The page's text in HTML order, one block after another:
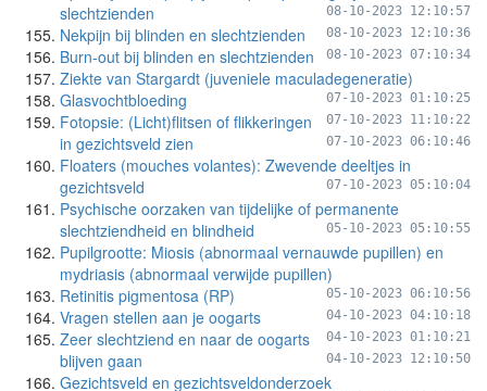
slechtzienden
08-10-2023 12:10:57
Nekpijn bij blinden en slechtzienden 08-10-2023 12:10:36
Burn-out bij blinden en slechtzienden 08-10-2023 07:10:34
Ziekte van Stargardt (juveniele maculadegeneratie)
07-10-2023 01:10:25
Glasvochtbloeding
07-10-2023 11:10:22
Fotopsie: (Licht)flitsen of flikkeringen
in gezichtsveld zien
07-10-2023 06:10:46
Floaters (mouches volantes): Zwevende deeltjes in
gezichtsveld
07-10-2023 05:10:04
Psychische oorzaken van tijdelijke of permanente
slechtziendheid en blindheid
05-10-2023 05:10:55
Pupilgrootte: Miosis (abnormaal vernauwde pupillen) en
mydriasis (abnormaal verwijde pupillen)
05-10-2023 06:10:56
Retinitis pigmentosa (RP)
04-10-2023 04:10:18
Vragen stellen aan je oogarts
04-10-2023 01:10:21
Zeer slechtziend en naar de oogarts
blijven gaan
04-10-2023 12:10:50
Gezichtsveld en gezichtsveldonderzoek